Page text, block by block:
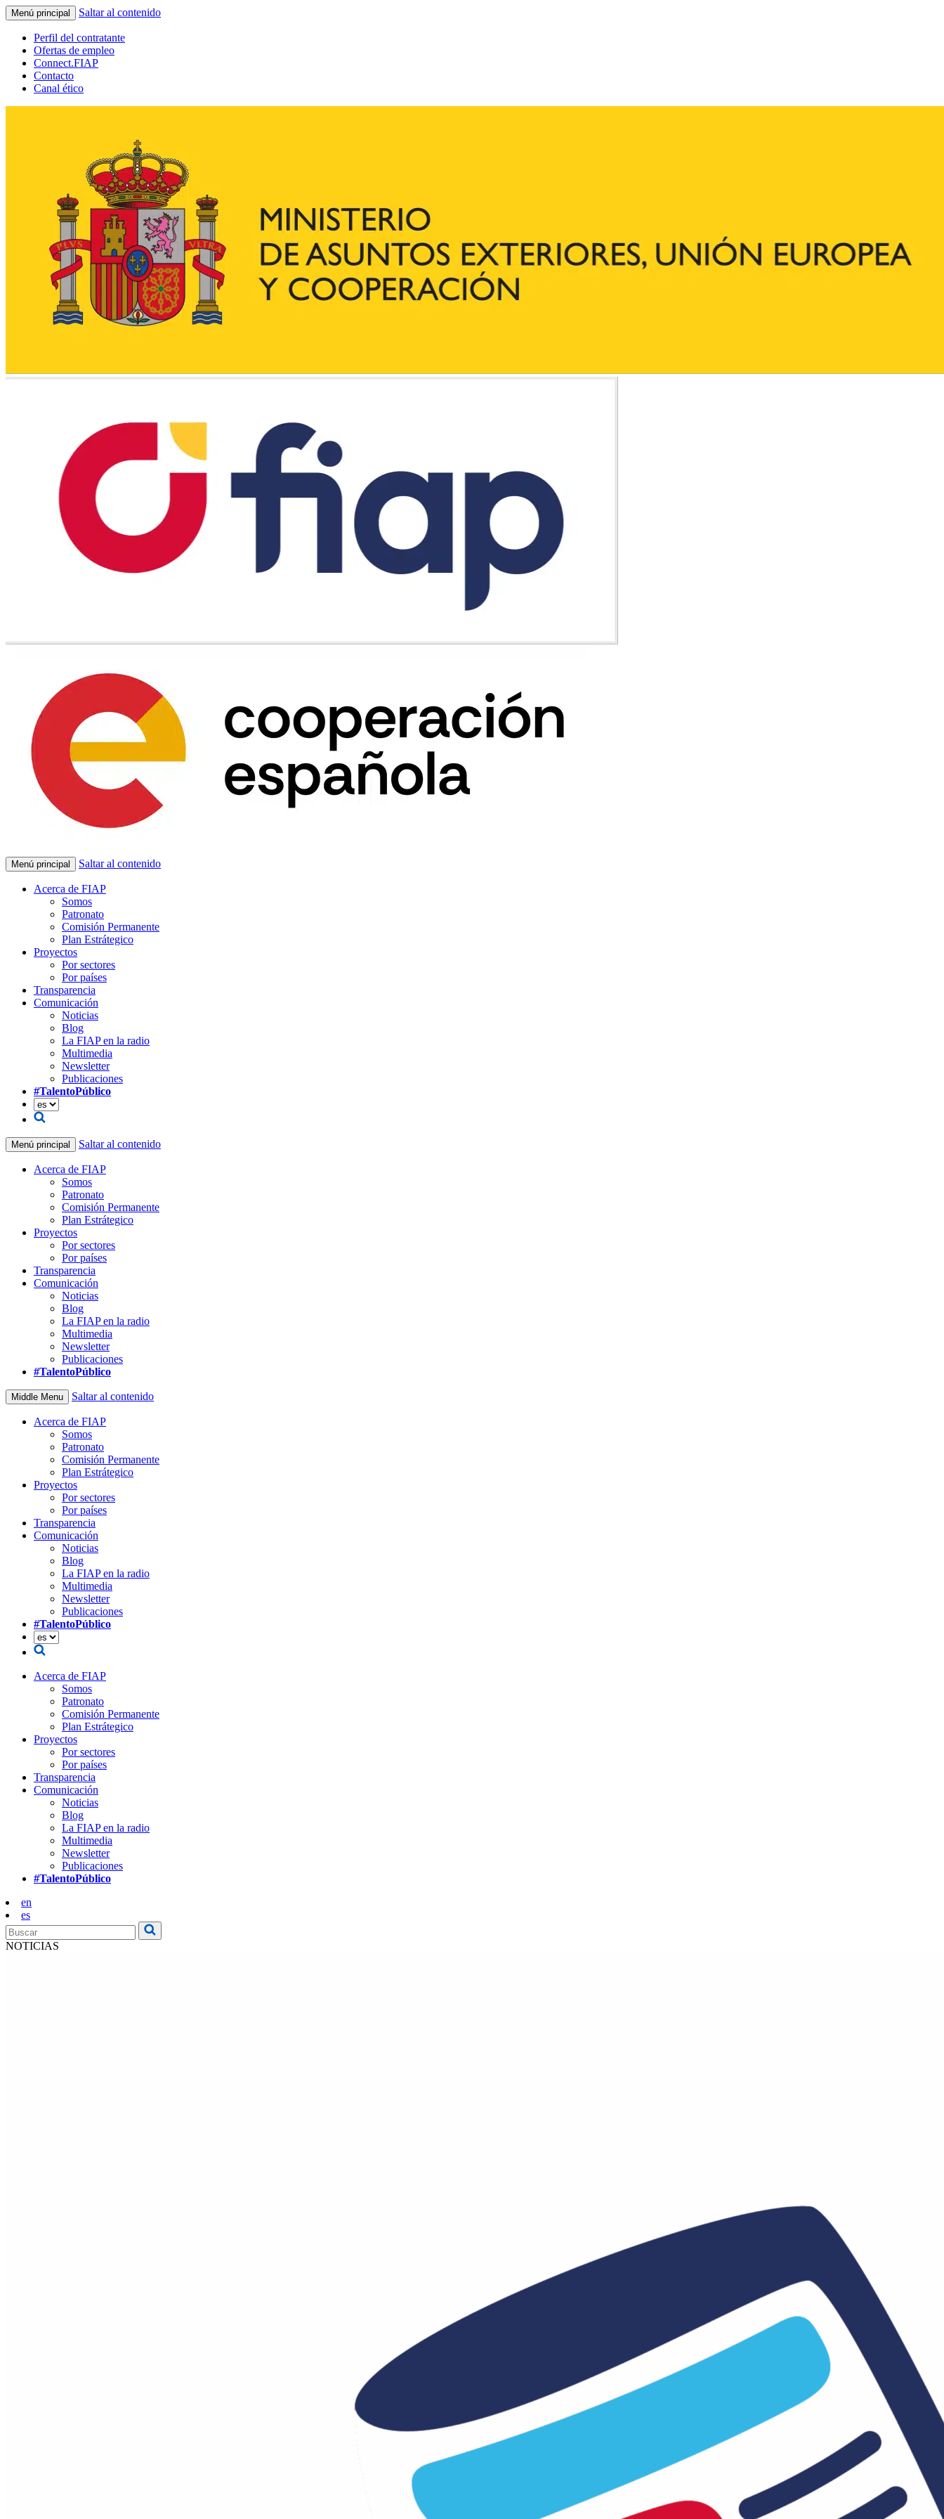
Menú principal Saltar al contenido
Perfil del contratante
Ofertas de empleo
Connect.FIAP
Contacto
Canal ético
Menú principal Saltar al contenido
Acerca de FIAP
Somos
Patronato
Comisión Permanente
Plan Estrátegico
Proyectos
Por sectores
Por países
Transparencia
Comunicación
Noticias
Blog
La FIAP en la radio
Multimedia
Newsletter
Publicaciones
#TalentoPúblico
Menú principal Saltar al contenido
Acerca de FIAP
Somos
Patronato
Comisión Permanente
Plan Estrátegico
Proyectos
Por sectores
Por países
Transparencia
Comunicación
Noticias
Blog
La FIAP en la radio
Multimedia
Newsletter
Publicaciones
#TalentoPúblico
Middle Menu Saltar al contenido
Acerca de FIAP
Somos
Patronato
Comisión Permanente
Plan Estrátegico
Proyectos
Por sectores
Por países
Transparencia
Comunicación
Noticias
Blog
La FIAP en la radio
Multimedia
Newsletter
Publicaciones
#TalentoPúblico
Acerca de FIAP
Somos
Patronato
Comisión Permanente
Plan Estrátegico
Proyectos
Por sectores
Por países
Transparencia
Comunicación
Noticias
Blog
La FIAP en la radio
Multimedia
Newsletter
Publicaciones
#TalentoPúblico
en
es
NOTICIAS